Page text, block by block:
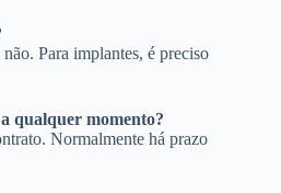
Para implantes, é preciso
qualquer momento?
Normalmente há prazo